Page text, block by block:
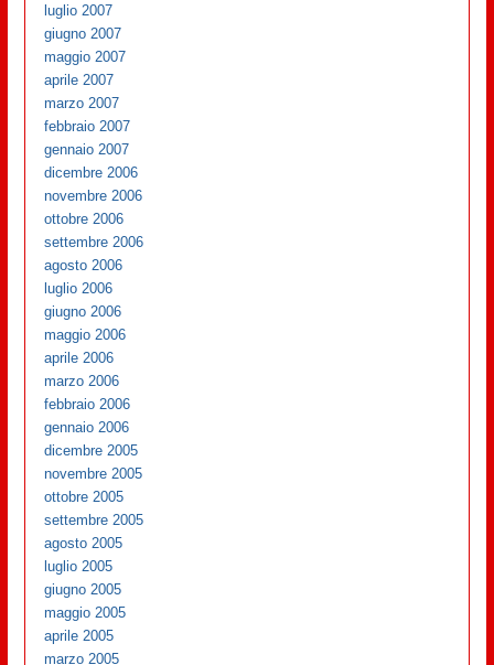
luglio 2007
giugno 2007
maggio 2007
aprile 2007
marzo 2007
febbraio 2007
gennaio 2007
dicembre 2006
novembre 2006
ottobre 2006
settembre 2006
agosto 2006
luglio 2006
giugno 2006
maggio 2006
aprile 2006
marzo 2006
febbraio 2006
gennaio 2006
dicembre 2005
novembre 2005
ottobre 2005
settembre 2005
agosto 2005
luglio 2005
giugno 2005
maggio 2005
aprile 2005
marzo 2005